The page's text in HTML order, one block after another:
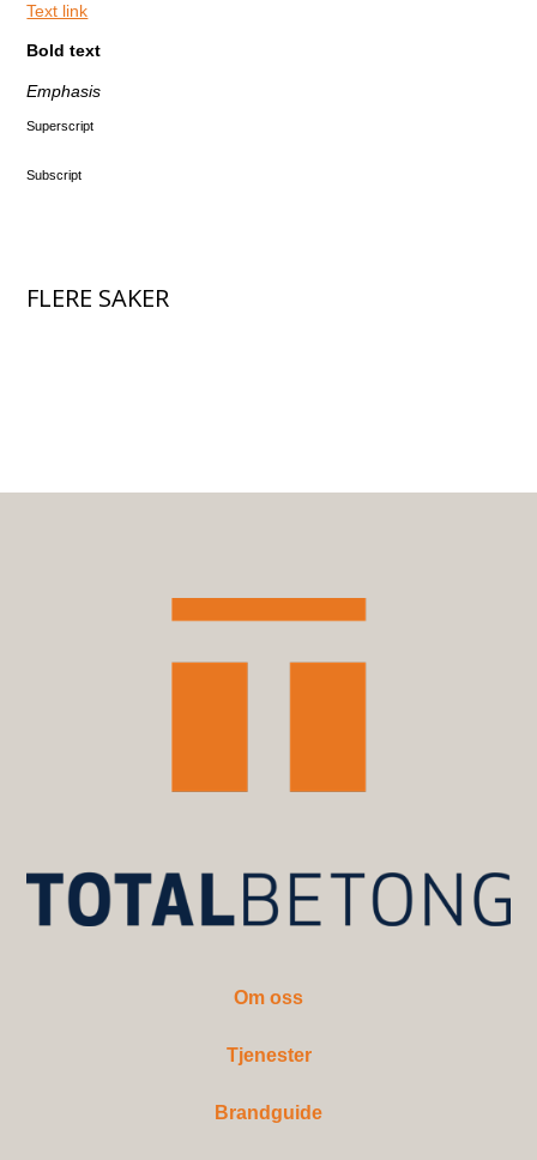
Text link
Bold text
Emphasis
Superscript
Subscript
FLERE SAKER
Om oss
Tjenester
Brandguide